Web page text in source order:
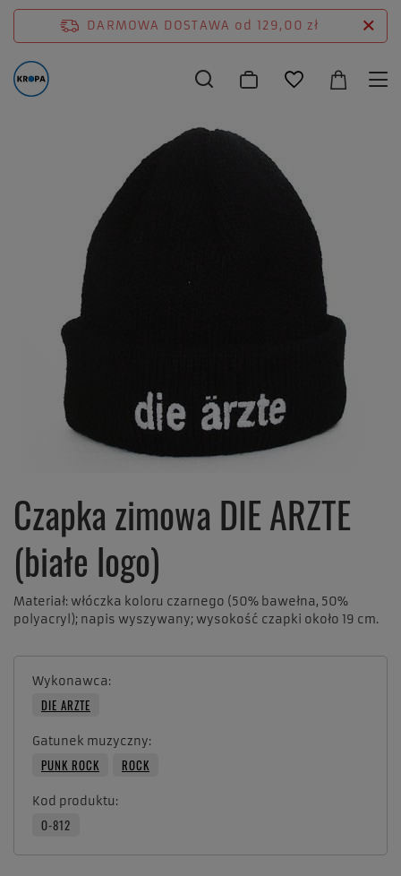
DARMOWA DOSTAWA od 129,00 zł
Czapka zimowa DIE ARZTE
(białe logo)
Materiał: włóczka koloru czarnego (50% bawełna, 50%
polyacryl); napis wyszywany; wysokość czapki około 19 cm.
Wykonawca
DIE ARZTE
Gatunek muzyczny
PUNK ROCK ROCK
Kod produktu
O-812